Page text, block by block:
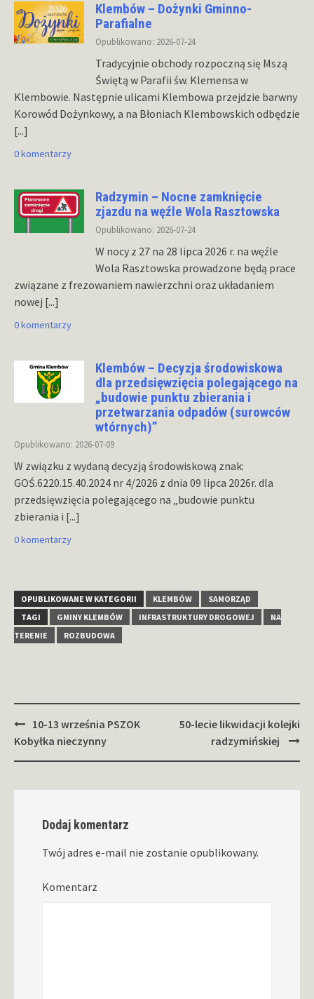
Klembów – Dożynki Gminno-
Parafialne
Opublikowano: 2026-07-24
Tradycyjnie obchody rozpoczną się Mszą
Świętą w Parafii św. Klemensa w
Klembowie. Następnie ulicami Klembowa przejdzie barwny
Korowód Dożynkowy, a na Błoniach Klembowskich odbędzie
[...]
0 komentarzy
Radzymin – Nocne zamknięcie
zjazdu na węźle Wola Rasztowska
Opublikowano: 2026-07-24
W nocy z 27 na 28 lipca 2026 r. na węźle
Wola Rasztowska prowadzone będą prace
związane z frezowaniem nawierzchni oraz układaniem
nowej [...]
0 komentarzy
Klembów – Decyzja środowiskowa
dla przedsięwzięcia polegającego na
„budowie punktu zbierania i
przetwarzania odpadów (surowców
wtórnych)”
Opublikowano: 2026-07-09
W związku z wydaną decyzją środowiskową znak:
GOŚ.6220.15.40.2024 nr 4/2026 z dnia 09 lipca 2026r. dla
przedsięwzięcia polegającego na „budowie punktu
zbierania i [...]
0 komentarzy
OPUBLIKOWANE W KATEGORII KLEMBÓW
SAMORZĄD
TAGI
GMINY KLEMBÓW INFRASTRUKTURY DROGOWEJ
NA
TERENIE
ROZBUDOWA
Zobacz
wpisy
10-13 września PSZOK
Kobyłka nieczynny
50-lecie likwidacji kolejki
radzymińskiej
Dodaj komentarz
Twój adres e-mail nie zostanie opublikowany.
Komentarz